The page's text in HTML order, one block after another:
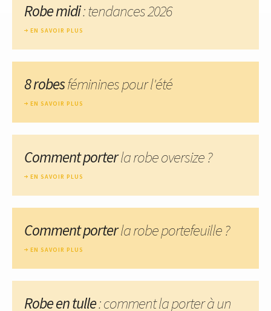
Robe midi: tendances 2026
EN SAVOIR PLUS
8 robesféminines pour l'été
EN SAVOIR PLUS
Comment porterla robe oversize ?
EN SAVOIR PLUS
Comment porterla robe portefeuille ?
EN SAVOIR PLUS
Robe en tulle: comment la porter à un